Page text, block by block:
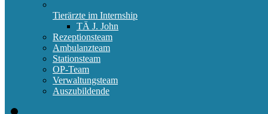
Tierärzte im Internship
TÄ J. John
Rezeptionsteam
Ambulanzteam
Stationsteam
OP-Team
Verwaltungsteam
Auszubildende